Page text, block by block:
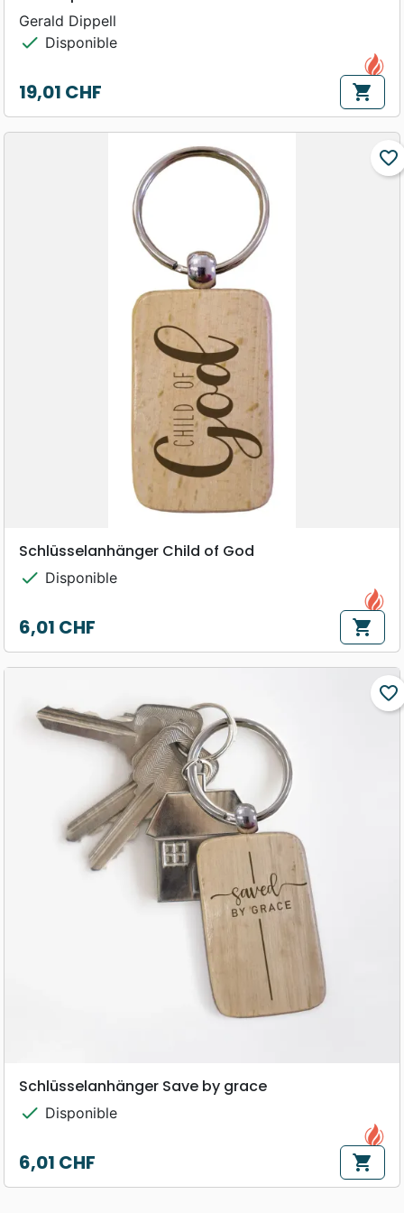
Gerald Dippell
check Disponible
Prix
19,01 CHF shopping_cart
favorite_border
Schlüsselanhänger Child of God
check Disponible
Prix
6,01 CHF shopping_cart
favorite_border
Schlüsselanhänger Save by grace
check Disponible
Prix
6,01 CHF shopping_cart